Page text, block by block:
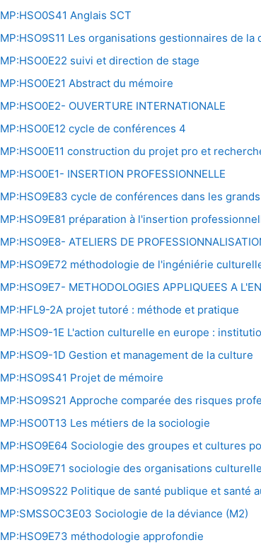
MP:HSO0S41 Anglais SCT
MP:HSO9S11 Les organisations gestionnaires de la
MP:HSO0E22 suivi et direction de stage
MP:HSO0E21 Abstract du mémoire
MP:HSO0E2- OUVERTURE INTERNATIONALE
MP:HSO0E12 cycle de conférences 4
MP:HSO0E11 construction du projet pro et
MP:HSO0E1- INSERTION PROFESSIONNELLE
MP:HSO9E83 cycle de conférences dans les
MP:HSO9E81 préparation à l'insertion
MP:HSO9E8- ATELIERS DE
MP:HSO9E72 méthodologie de l'ingéniérie
MP:HSO9E7- METHODOLOGIES APPLIQUEES A
MP:HFL9-2A projet tutoré : méthode et pratique
MP:HSO9-1E L'action culturelle en europe :
MP:HSO9-1D Gestion et management de la culture
MP:HSO9S41 Projet de mémoire
MP:HSO9S21 Approche comparée des risques
MP:HSO0T13 Les métiers de la sociologie
MP:HSO9E64 Sociologie des groupes et cultures
MP:HSO9E71 sociologie des organisations
MP:HSO9S22 Politique de santé publique et santé
MP:SMSSOC3E03 Sociologie de la déviance (M2)
MP:HSO9E73 méthodologie approfondie